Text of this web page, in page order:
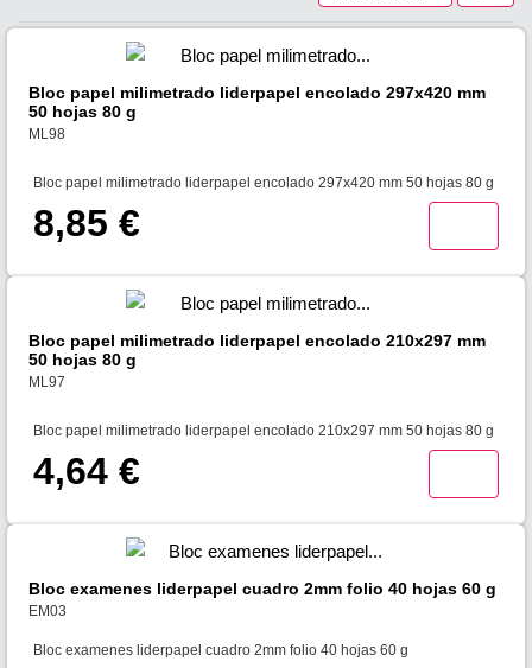
Bloc papel milimetrado liderpapel encolado 297x420 mm
50 hojas 80 g
ML98
Bloc papel milimetrado liderpapel encolado 297x420 mm 50 hojas 80 g
8,85 €
Bloc papel milimetrado liderpapel encolado 210x297 mm
50 hojas 80 g
ML97
Bloc papel milimetrado liderpapel encolado 210x297 mm 50 hojas 80 g
4,64 €
Bloc examenes liderpapel cuadro 2mm folio 40 hojas 60 g
EM03
Bloc examenes liderpapel cuadro 2mm folio 40 hojas 60 g